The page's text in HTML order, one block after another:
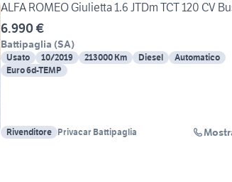
ALFA ROMEO Giulietta 1.6 JTDm TCT 120 CV
6.990 €
Battipaglia (SA)
Usato 10/2019 213000 Km Diesel
Automatico
Euro 6d-TEMP
Rivenditore Privacar Battipaglia